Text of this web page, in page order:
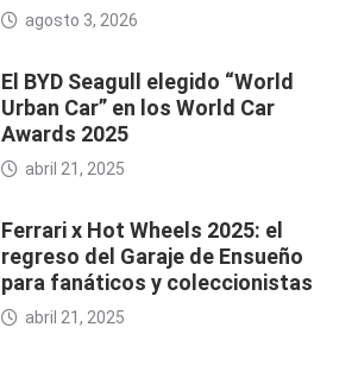
agosto 3, 2026
El BYD Seagull elegido “World
Urban Car” en los World Car
Awards 2025
abril 21, 2025
Ferrari x Hot Wheels 2025: el
regreso del Garaje de Ensueño
para fanáticos y coleccionistas
abril 21, 2025